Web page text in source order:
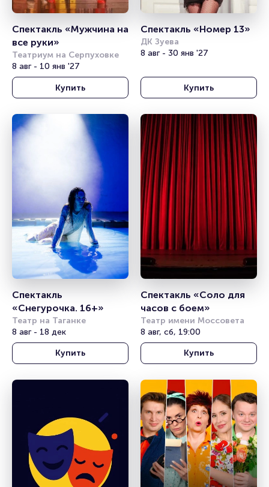
Спектакль «Мужчина на
все руки»
Театриум на Серпуховке
8 авг - 10 янв '27
Купить
Спектакль «Номер 13»
ДК Зуева
8 авг - 30 янв '27
Купить
Спектакль
Театр на Таганке
8 авг - 18 дек
Купить
Спектакль «Соло для
часов с боем»
Театр имени Моссовета
8 авг, сб, 19:00
Купить